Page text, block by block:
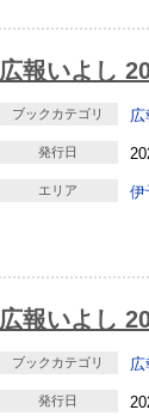
広報いよし
ブックカテゴリ 広
発行日
エリア 伊
広報いよし
ブックカテゴリ 広
発行日